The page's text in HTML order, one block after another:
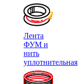
Лента
ФУМ и
нить
уплотнительная